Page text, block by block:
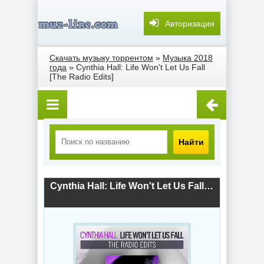
Авторизация
Скачать музыку торрентом » Музыка 2018
года » Cynthia Hall: Life Won't Let Us Fall
[The Radio Edits]
Найти
Cynthia Hall: Life Won't Let Us Fall [The Radio Edits] (2018) скачать торрент